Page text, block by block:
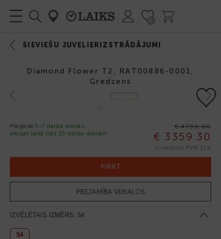
SIEVIEŠU JUVELIERIZSTRĀDĀJUMI
Diamond Flower T2, RAT00886-0001,
Gredzens
Previous
DIMANTS
Next
Piegāde:5-7 darba dienās,
akcijas laikā līdz 10 darba dienām
€ 4799.00
€ 3359.30
ir iekļauts PVN 21%
PIRKT
PIEEJAMĪBA VEIKALOS
IZVĒLĒTAIS IZMĒRS: 54
54